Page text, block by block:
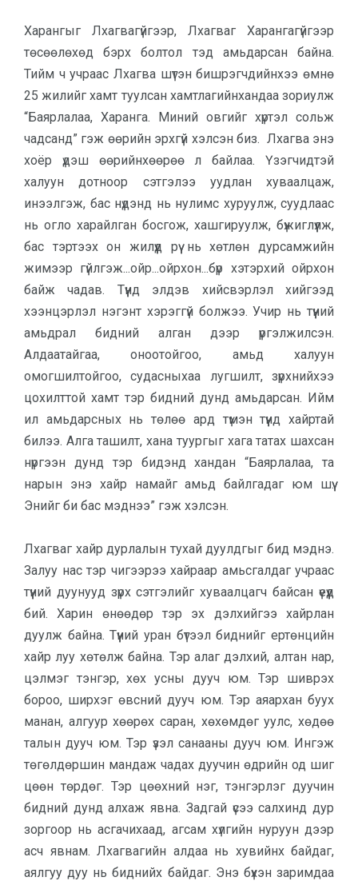
Харангыг Лхагвагүйгээр, Лхагваг Харангагүйгээр
төсөөлөхөд бэрх болтол тэд амьдарсан байна.
Тийм ч учраас Лхагва шүтэн бишрэгчдийнхээ өмнө
25 жилийг хамт туулсан хамтлагийнхандаа зориулж
“Баярлалаа, Харанга. Миний овгийг хүртэл сольж
чадсанд” гэж өөрийн эрхгүй хэлсэн биз. Лхагва энэ
хоёр үдэш өөрийнхөөрөө л байлаа. Үзэгчидтэй
халуун дотноор сэтгэлээ уудлан хуваалцаж,
инээлгэж, бас нүдэнд нь нулимс хуруулж, суудлаас
нь огло харайлган босгож, хашгируулж, бүжиглүүлж,
бас тэртээх он жилүүд рүү нь хөтлөн дурсамжийн
жимээр гүйлгэж...ойр...ойрхон...бүр хэтэрхий ойрхон
байж чадав. Түүнд элдэв хийсвэрлэл хийгээд
хээнцэрлэл нэгэнт хэрэггүй болжээ. Учир нь түүний
амьдрал бидний алган дээр үргэлжилсэн.
Алдаатайгаа, оноотойгоо, амьд халуун
омогшилтойгоо, судасныхаа лугшилт, зүрхнийхээ
цохилттой хамт тэр бидний дунд амьдарсан. Ийм
ил амьдарсных нь төлөө ард түмэн түүнд хайртай
билээ. Алга ташилт, хана туургыг хага татах шахсан
нүргээн дунд тэр бидэнд хандан “Баярлалаа, та
нарын энэ хайр намайг амьд байлгадаг юм шүү.
Энийг би бас мэднээ” гэж хэлсэн.
Лхагваг хайр дурлалын тухай дуулдгыг бид мэднэ.
Залуу нас тэр чигээрээ хайраар амьсгалдаг учраас
түүний дуунууд зүрх сэтгэлийг хуваалцагч байсан үеүүд
бий. Харин өнөөдөр тэр эх дэлхийгээ хайрлан
дуулж байна. Түүний уран бүтээл биднийг ертөнцийн
хайр луу хөтөлж байна. Тэр алаг дэлхий, алтан нар,
цэлмэг тэнгэр, хөх усны дууч юм. Тэр шиврэх
бороо, ширхэг өвсний дууч юм. Тэр аяархан буух
манан, алгуур хөөрөх саран, хөхөмдөг уулс, хөдөө
талын дууч юм. Тэр үзэл санааны дууч юм. Ингэж
төгөлдөршин мандаж чадах дуучин өдрийн од шиг
цөөн төрдөг. Тэр цөөхний нэг, тэнгэрлэг дуучин
бидний дунд алхаж явна. Задгай үсээ салхинд дур
зоргоор нь асгачихаад, агсам хүлгийн нуруун дээр
асч явнам. Лхагвагийн алдаа нь хувийнх байдаг,
аялгуу дуу нь биднийх байдаг. Энэ бүхэн заримдаа